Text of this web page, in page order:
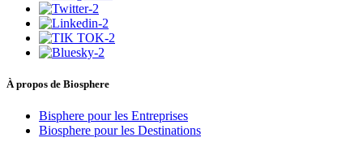
À propos de Biosphere
Bisphere pour les Entreprises
Biosphere pour les Destinations